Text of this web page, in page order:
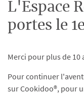
L'Espace
portes le
Merci pour plus de 10
Pour continuer
sur Cookidoo®, pour